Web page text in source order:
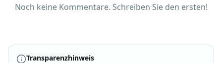
Noch keine Kommentare. Schreiben Sie den ersten!
Transparenzhinweis